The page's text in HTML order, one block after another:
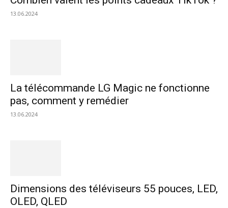
13.06.2024
La télécommande LG Magic ne fonctionne
pas, comment y remédier
13.06.2024
Dimensions des téléviseurs 55 pouces, LED,
OLED, QLED